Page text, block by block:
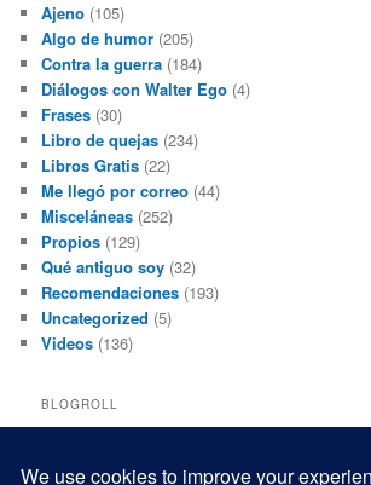
Ajeno (105)
Algo de humor (205)
Contra la guerra (184)
Diálogos con Walter Ego (4)
Frases (30)
Libro de quejas (234)
Libros Gratis (22)
Me llegó por correo (44)
Misceláneas (252)
Propios (129)
Qué antiguo soy (32)
Recomendaciones (193)
Uncategorized (5)
Videos (136)
BLOGROLL
Black and White Power